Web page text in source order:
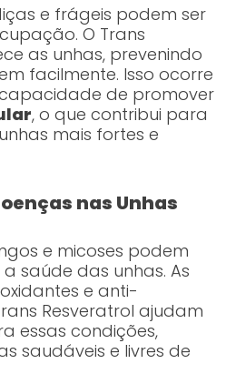
e frágeis podem ser
O Trans
as unhas, prevenindo
facilmente. Isso ocorre
de promover
, o que contribui para
mais fortes e
nas Unhas
e micoses podem
saúde das unhas. As
e anti-
Resveratrol ajudam
essas condições,
saudáveis e livres de